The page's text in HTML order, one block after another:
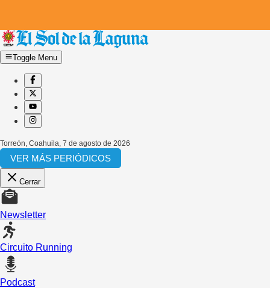
Toggle Menu
Torreón, Coahuila 7 de agosto de 2026
VER MÁS PERIÓDICOS
Cerrar
Newsletter
Circuito Running
Podcast